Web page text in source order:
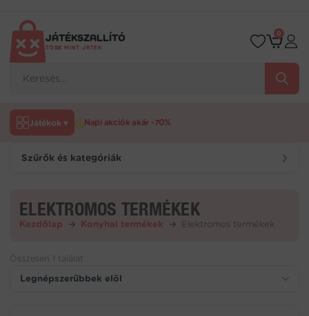
tartalomraJÁTÉKSZALLÍTÓ
TÖBB MINT JÁTÉK
search
0
Játékok ▾ Napi akciók akár -70%
Szűrők és kategóriák ❯
ELEKTROMOS TERMÉKEK
Kezdőlap → Konyhai termékek → Elektromos termékek
Összesen 1 találat